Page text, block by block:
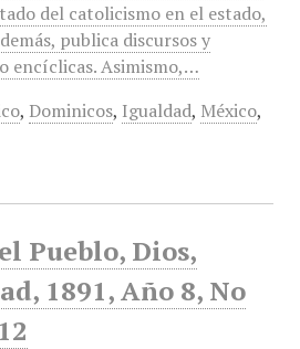
del catolicismo en el estado,
publica discursos y
encíclicas. Asimismo,…
, Dominicos, Igualdad, México,
Pueblo, Dios,
1891, Año 8, No